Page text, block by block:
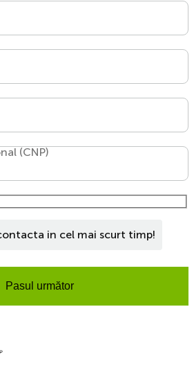
(CNP)
in cel mai scurt timp!
Pasul următor